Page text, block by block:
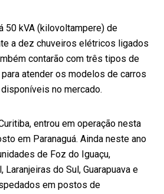
50 kVA (kilovoltampere) de
a dez chuveiros elétricos ligados
contarão com três tipos de
atender os modelos de carros
no mercado.
entrou em operação nesta
em Paranaguá. Ainda neste ano
de Foz do Iguaçu,
Laranjeiras do Sul, Guarapuava e
em postos de